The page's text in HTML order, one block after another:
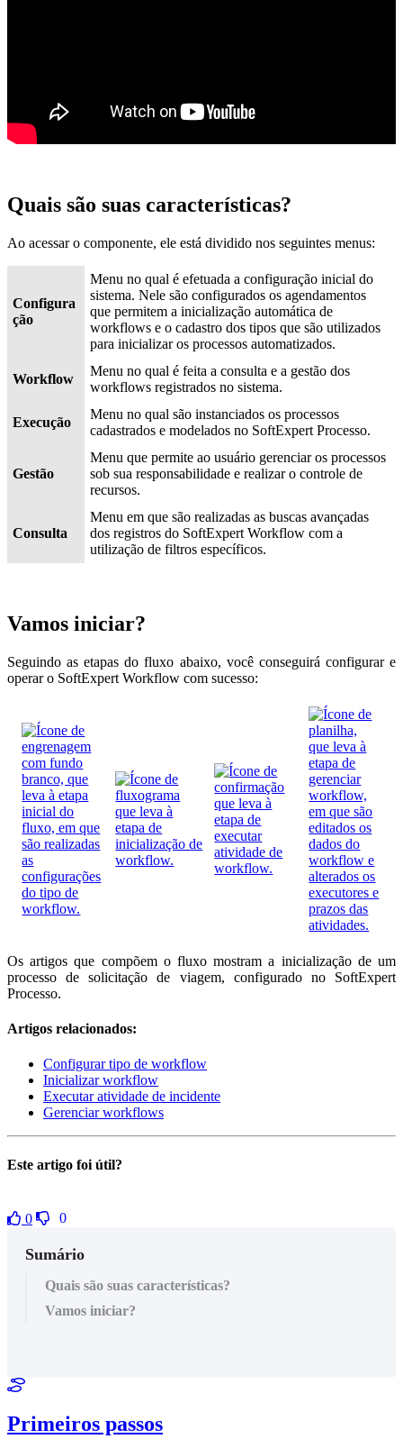
Quais são suas características?
Ao acessar o componente, ele está dividido nos seguintes menus:
Configura
ção
Menu no qual é efetuada a configuração inicial do
sistema. Nele são configurados os agendamentos
que permitem a inicialização automática de
workflows e o cadastro dos tipos que são utilizados
para inicializar os processos automatizados.
Workflow
Menu no qual é feita a consulta e a gestão dos
workflows registrados no sistema.
Execução
Menu no qual são instanciados os processos
cadastrados e modelados no SoftExpert Processo.
Gestão
Menu que permite ao usuário gerenciar os processos
sob sua responsabilidade e realizar o controle de
recursos.
Consulta
Menu em que são realizadas as buscas avançadas
dos registros do SoftExpert Workflow com a
utilização de filtros específicos.
Vamos iniciar?
Seguindo as etapas do fluxo abaixo, você conseguirá configurar e
operar o SoftExpert Workflow com sucesso:
Os artigos que compõem o fluxo mostram a inicialização de um
processo de solicitação de viagem, configurado no SoftExpert
Processo.
Artigos relacionados:
Configurar tipo de workflow
Inicializar workflow
Executar atividade de incidente
Gerenciar workflows
Este artigo foi útil?
0 0
Sumário
Quais são suas características?
Vamos iniciar?
Primeiros passos